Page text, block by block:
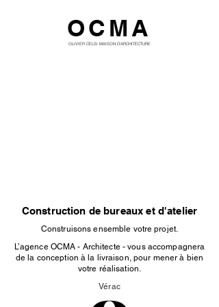
OCMA
OLIVIER CELSI MAISON D'ARCHITECTURE
Construction de bureaux et d'atelier
Construisons ensemble votre projet.
L’agence OCMA - Architecte - vous accompagnera
de la conception à la livraison, pour mener à bien
votre réalisation.
Vérac